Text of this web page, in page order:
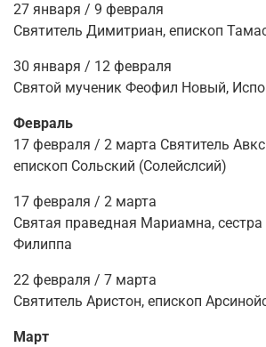
27 января / 9 февраля
Святитель Димитриан, епископ
30 января / 12 февраля
Святой мученик Феофил Новый,
Февраль
17 февраля / 2 марта Святитель
епископ Сольский (Солейслсий)
17 февраля / 2 марта
Святая праведная Мариамна, сестра
Филиппа
22 февраля / 7 марта
Святитель Аристон, епископ
Март